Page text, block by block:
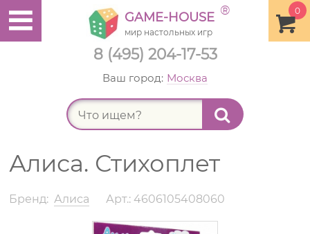
8 (495) 204-17-53
0
GAME-HOUSE ®
мир настольных игр
Ваш город: Москва
Алиса. Стихоплет
Бренд: Алиса Арт.: 4606105408060